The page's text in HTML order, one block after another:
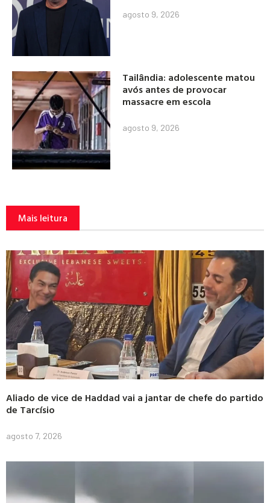
agosto 9, 2026
Tailândia: adolescente matou
avós antes de provocar
massacre em escola
agosto 9, 2026
Mais leitura
Aliado de vice de Haddad vai a jantar de chefe do partido
de Tarcísio
agosto 7, 2026